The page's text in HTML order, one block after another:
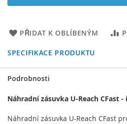
PŘIDAT K OBLÍBENÝM
SPECIFIKACE PRODUKTU
Podrobnosti
Náhradní zásuvka U-Reach CFast -
Náhradní zásuvka U-Reach CFast